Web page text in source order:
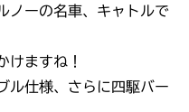
ノーの名車、キャトルで
けますね！
ル仕様、さらに四駆バー